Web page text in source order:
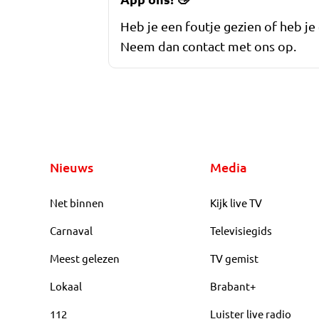
Heb je een foutje gezien of heb
Neem dan contact met ons op.
Nieuws
Net binnen
Carnaval
Meest gelezen
Lokaal
112
Media
Kijk live TV
Televisiegids
TV gemist
Brabant+
Luister live radio